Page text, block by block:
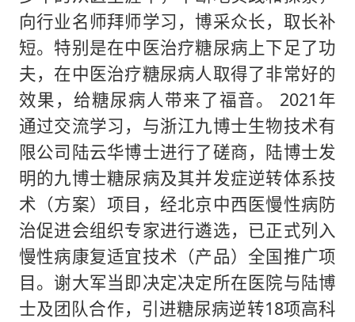
向行业名师拜师学习，博采众长，取长补
短。特别是在中医治疗糖尿病上下足了功
夫，在中医治疗糖尿病人取得了非常好的
效果，给糖尿病人带来了福音。 2021年
通过交流学习，与浙江九博士生物技术有
限公司陆云华博士进行了磋商，陆博士发
明的九博士糖尿病及其并发症逆转体系技
术（方案）项目，经北京中西医慢性病防
治促进会组织专家进行遴选，已正式列入
慢性病康复适宜技术（产品）全国推广项
目。谢大军当即决定决定所在医院与陆博
士及团队合作，引进糖尿病逆转18项高科